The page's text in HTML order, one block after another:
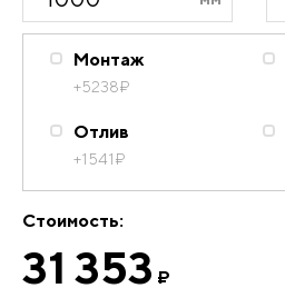
Монтаж
+5238₽
Отлив
+1541₽
Стоимость:
31 353 ₽